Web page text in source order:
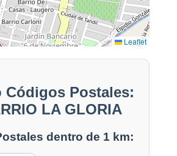
Leaflet
Códigos Postales:
LA GLORIA
dentro de 1 km: